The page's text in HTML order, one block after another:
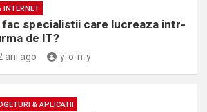
INTERNET
fac specialistii care lucreaza intr-
de IT?
ani ago y-o-n-y
& APLICATII